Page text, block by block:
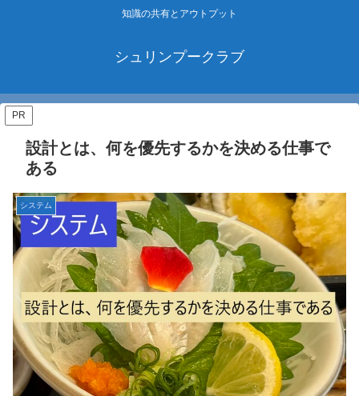
知識の共有とアウトプット
シュリンプークラブ
PR
設計とは、何を優先するかを決める仕事で
ある
システム